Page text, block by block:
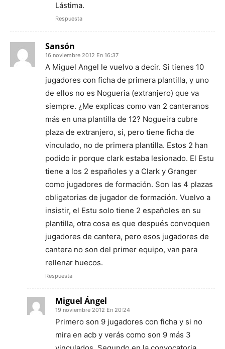
Lástima.
Respuesta
Sansón
16 noviembre 2012 En 16:37
A Miguel Angel le vuelvo a decir. Si tienes 10
jugadores con ficha de primera plantilla, y uno
de ellos no es Nogueria (extranjero) que va
siempre. ¿Me explicas como van 2 canteranos
más en una plantilla de 12? Nogueira cubre
plaza de extranjero, si, pero tiene ficha de
vinculado, no de primera plantilla. Estos 2 han
podido ir porque clark estaba lesionado. El Estu
tiene a los 2 españoles y a Clark y Granger
como jugadores de formación. Son las 4 plazas
obligatorias de jugador de formación. Vuelvo a
insistir, el Estu solo tiene 2 españoles en su
plantilla, otra cosa es que después convoquen
jugadores de cantera, pero esos jugadores de
cantera no son del primer equipo, van para
rellenar huecos.
Respuesta
Miguel Ángel
19 noviembre 2012 En 20:24
Primero son 9 jugadores con ficha y si no
mira en acb y verás como son 9 más 3